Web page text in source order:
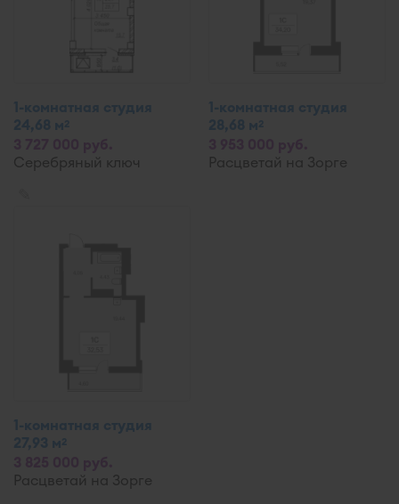
1-комнатная студия
24,68 м2
Серебряный ключ
1-комнатная студия
28,68 м2
Расцветай на Зорге
1-комнатная студия
27,93 м2
Расцветай на Зорге